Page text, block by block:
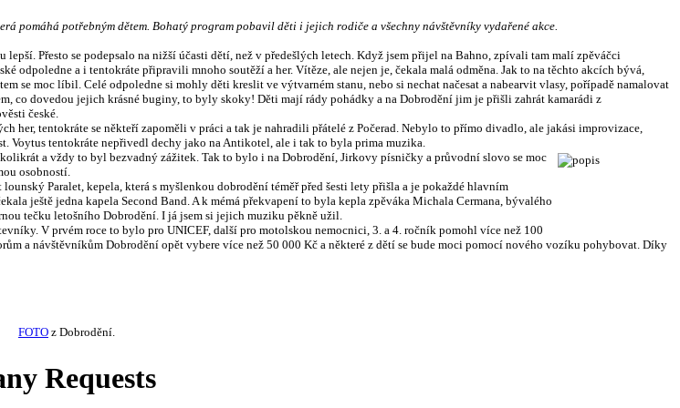
pomáhá potřebným dětem. Bohatý program pobavil děti i jejich rodiče a všechny návštěvníky vydařené akce.
Přesto se podepsalo na nižší účasti dětí, než v předešlých letech. Když jsem přijel na Bahno, zpívali tam malí zpěváčci
odpoledne a i tentokráte připravili mnoho soutěží a her. Vítěze, ale nejen je, čekala malá odměna. Jak to na těchto akcích bývá,
se moc líbil. Celé odpoledne si mohly děti kreslit ve výtvarném stanu, nebo si nechat načesat a nabearvit vlasy, pořípadě namalovat
co dovedou jejich krásné buginy, to byly skoky! Děti mají rády pohádky a na Dobrodění jim je přišli zahrát kamarádi z
české.
her, tentokráte se někteří zapoměli v práci a tak je nahradili přátelé z Počerad. Nebylo to přímo divadlo, ale jakási improvizace,
Voytus tentokráte nepřivedl dechy jako na Antikotel, ale i tak to byla prima muzika.
a vždy to byl bezvadný zážitek. Tak to bylo i na Dobrodění, Jirkovy písničky a průvodní slovo se moc
osobností.
Paralet, kepela, která s myšlenkou dobrodění téměř před šesti lety přišla a je pokaždé hlavním
ještě jedna kapela Second Band. A k mémá překvapení to byla kepla zpěváka Michala Cermana, bývalého
tečku letošního Dobrodění. I já jsem si jejich muziku pěkně užil.
V prvém roce to bylo pro UNICEF, další pro motolskou nemocnici, 3. a 4. ročník pomohl více než 100
a návštěvníkům Dobrodění opět vybere více než 50 000 Kč a některé z dětí se bude moci pomocí nového vozíku pohybovat. Díky
FOTO z Dobrodění.